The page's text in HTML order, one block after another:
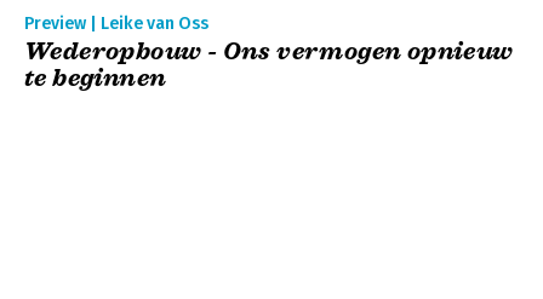
Preview | Leike van Oss
Wederopbouw - Ons vermogen opnieuw
te beginnen